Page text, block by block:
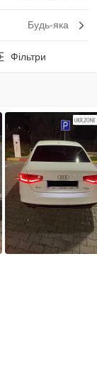
Будь-яка
Фільтри